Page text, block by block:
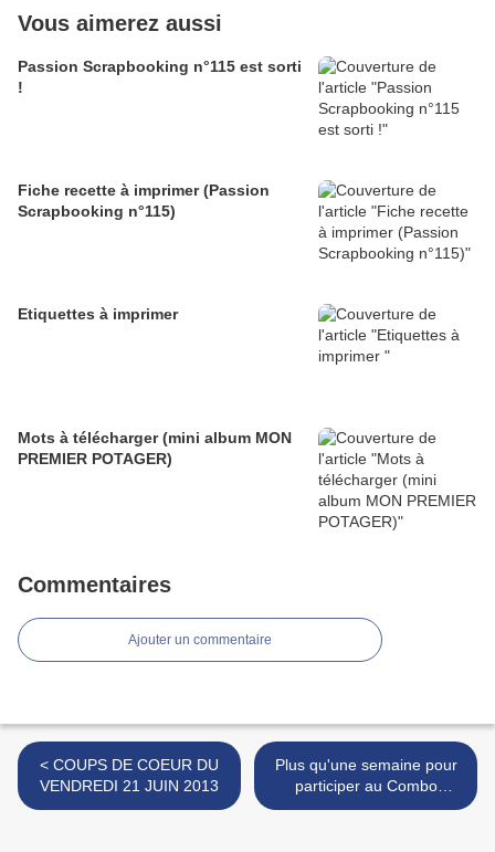
Vous aimerez aussi
Passion Scrapbooking n°115 est sorti
!
Fiche recette à imprimer (Passion
Scrapbooking n°115)
Etiquettes à imprimer
Mots à télécharger (mini album MON
PREMIER POTAGER)
Commentaires
Ajouter un commentaire
< COUPS DE COEUR DU
VENDREDI 21 JUIN 2013
Plus qu'une semaine pour
participer au Combo
récompensé de juin 2013 >